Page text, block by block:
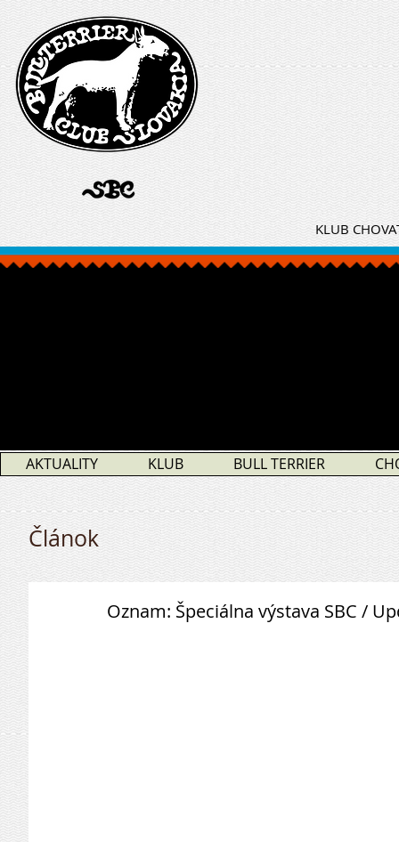
KLUB
AKTUALITY KLUB BULL TERRIER
Článok
Oznam: Špeciálna výstava SBC /